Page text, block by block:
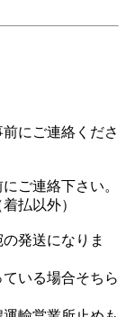
にご連絡くださ
連絡下さい。
払以外）
発送になりま
いる場合そちら